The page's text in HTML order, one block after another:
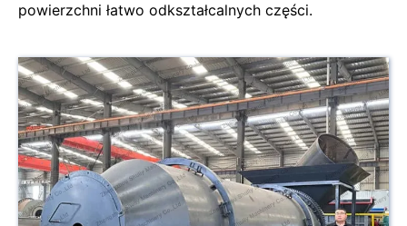
powierzchni łatwo odkształcalnych części.